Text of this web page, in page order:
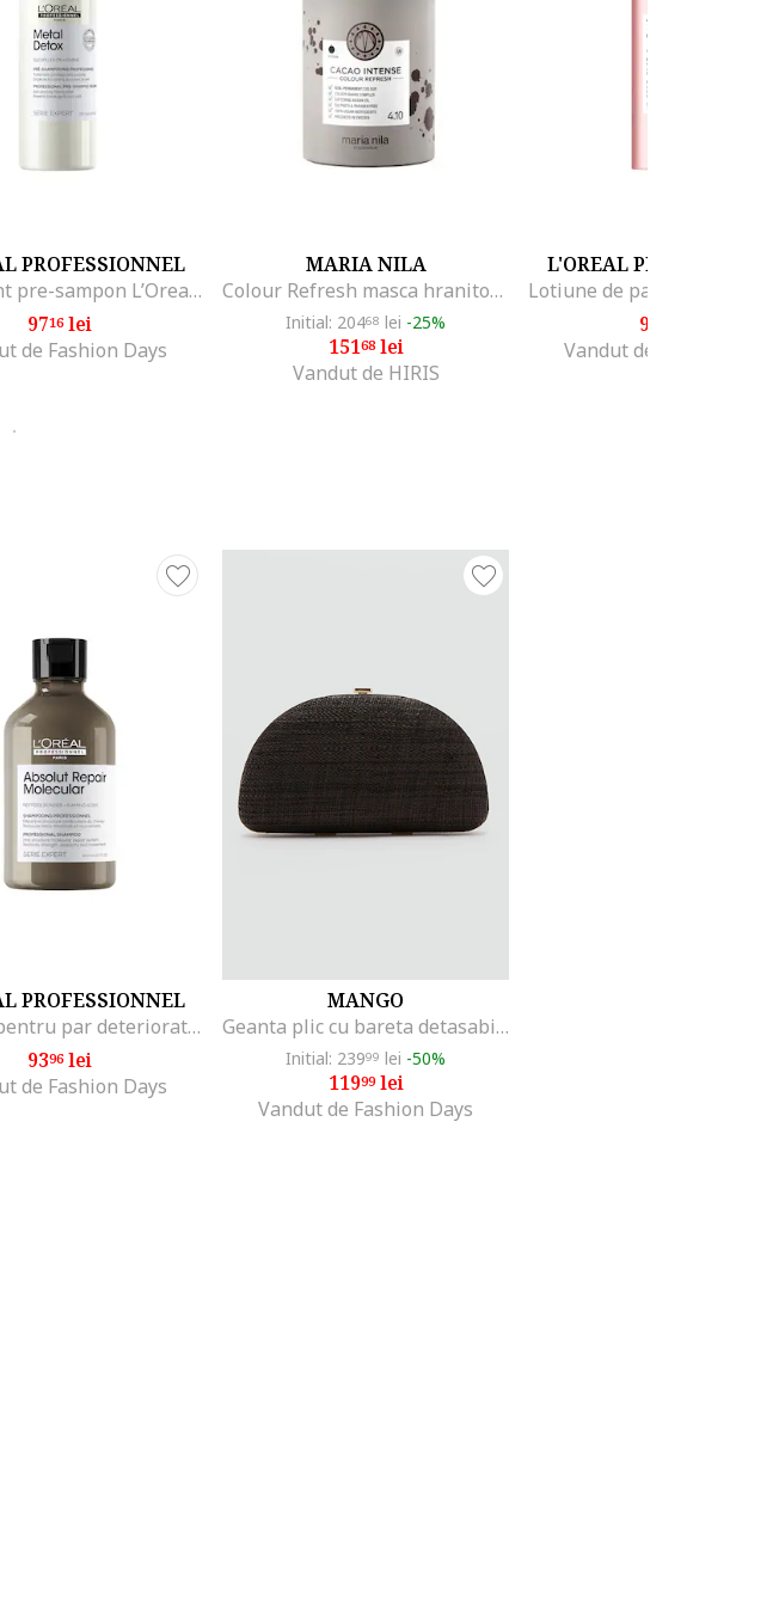
clatire + crema leave-in fara clatire).
PROFESSIONNEL
Tratament pre-sampon L’Oreal Professionnel Serie Expert Metal Detox, cu 2% Glicofiller, reumple fibra, previne ruperea parului si mentine culoarea, 250 ml
9716lei
de Fashion Days
MARIA NILA
Colour Refresh masca hranitoare cu pigmenti colorati pentru nuante maro Cacao Intense 300 ml
Initial: 20468 lei -25%
15168lei
Vandut de HIRIS
L'OREAL
90
Vandut de Fashion Days
PROFESSIONNEL
Sampon pentru par deteriorat L’Oreal Professionnel Serie Expert Absolut Repair Molecular, formulat cu legaturi peptidice si 5 aminoacizi, repara structura macromoleculara a parului, fara sulfati,., 300 ml
9396lei
de Fashion Days
MANGO
Geanta plic cu bareta detasabila din lant, Maro
Initial: 23999 lei -50%
11999lei
Vandut de Fashion Days